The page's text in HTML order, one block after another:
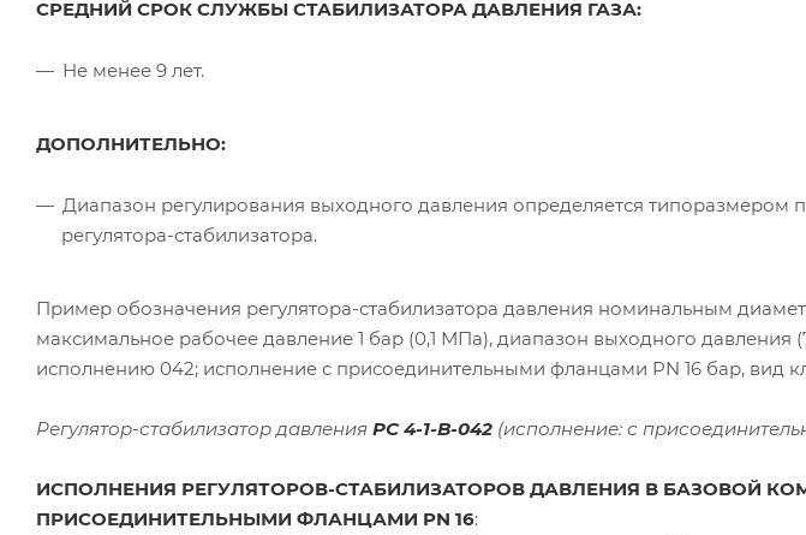
СРЕДНИЙ СРОК СЛУЖБЫ СТАБИЛИЗАТОРА ДАВЛЕНИЯ ГАЗА:
Не менее 9 лет.
ДОПОЛНИТЕЛЬНО:
Диапазон регулирования выходного давления определяется типоразмером
регулятора-стабилизатора.
Пример обозначения регулятора-стабилизатора давления номинальным
максимальное рабочее давление 1 бар (0,1 МПа), диапазон выходного давления
исполнению 042; исполнение с присоединительными фланцами PN 16 бар, вид
Регулятор-стабилизатор давления РС 4-1-В-042 (исполнение: с
ИСПОЛНЕНИЯ РЕГУЛЯТОРОВ-СТАБИЛИЗАТОРОВ ДАВЛЕНИЯ В БАЗОВОЙ
ПРИСОЕДИНИТЕЛЬНЫМИ ФЛАНЦАМИ PN 16: